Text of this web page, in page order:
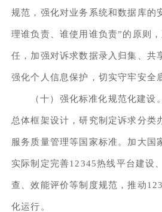
规范，强化对业务系统和数据库的
理谁负责、谁使用谁负责”的原则
任，加强对诉求数据录入归集、共
强化个人信息保护，切实守牢安全
（十）强化标准化规范化建
总体框架设计，研究制定诉求分类
服务质量管理等国家标准。加大国
实际制定完善12345热线平台建设
查、效能评价等制度规范，推动
化运行。